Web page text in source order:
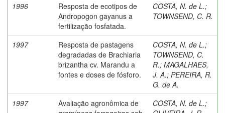
1996
Resposta de ecotipos de
Andropogon gayanus a
fertilização fosfatada.
COSTA, N. de L.;
TOWNSEND, C. R.
1997
Resposta de pastagens
degradadas de Brachiaria
brizantha cv. Marandu a
fontes e doses de fósforo.
COSTA, N. de L.;
TOWNSEND, C.
R.; MAGALHAES,
J. A.; PEREIRA, R.
G. de A.
1997
Avaliação agronômica de
COSTA, N. de L.;